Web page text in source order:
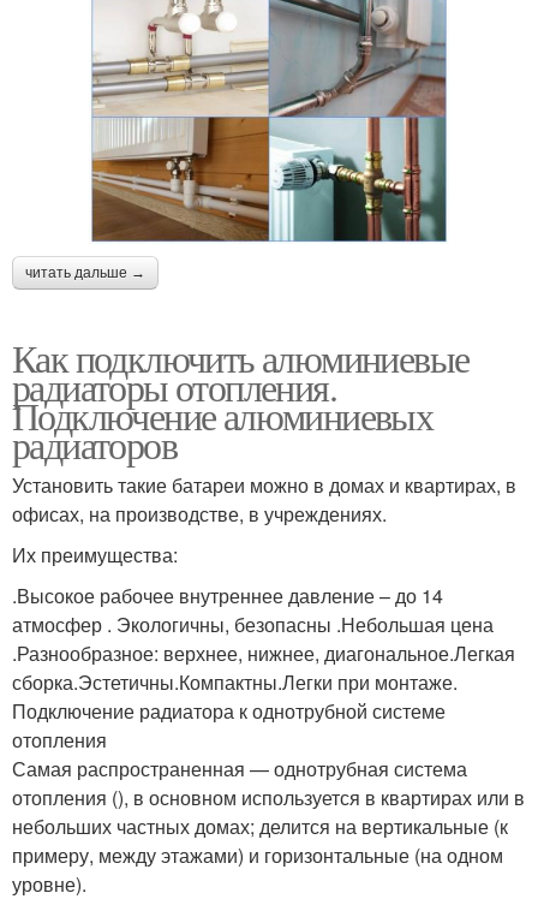
читать дальше →
Как подключить алюминиевые
радиаторы отопления.
Подключение алюминиевых
радиаторов
Установить такие батареи можно в домах и квартирах, в
офисах, на производстве, в учреждениях.
Их преимущества:
.Высокое рабочее внутреннее давление – до 14
атмосфер . Экологичны, безопасны .Небольшая цена
.Разнообразное: верхнее, нижнее, диагональное.Легкая
сборка.Эстетичны.Компактны.Легки при монтаже.
Подключение радиатора к однотрубной системе
отопления
Самая распространенная — однотрубная система
отопления (), в основном используется в квартирах или в
небольших частных домах; делится на вертикальные (к
примеру, между этажами) и горизонтальные (на одном
уровне).